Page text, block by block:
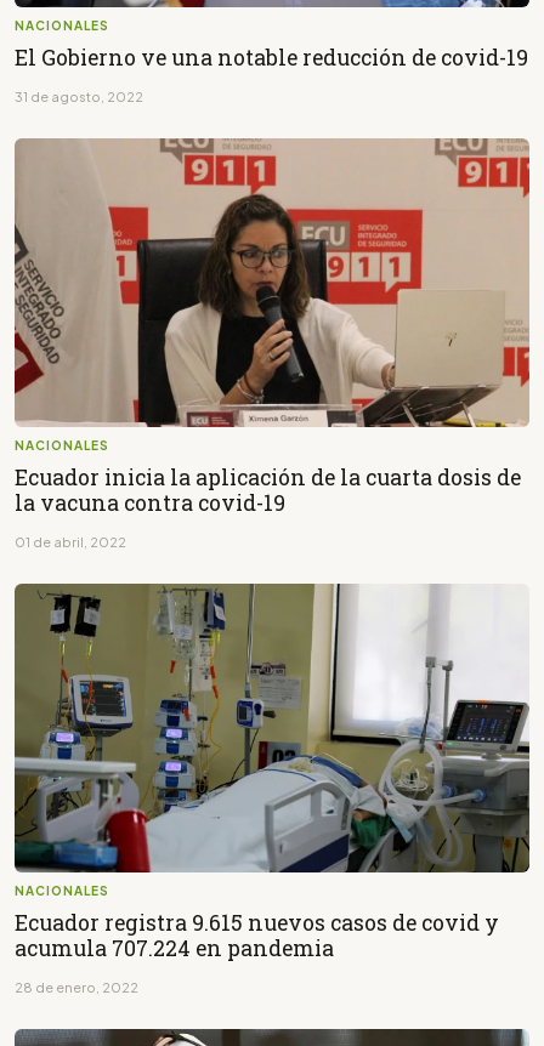
NACIONALES
El Gobierno ve una notable reducción de covid-19
31 de agosto, 2022
NACIONALES
Ecuador inicia la aplicación de la cuarta dosis de
la vacuna contra covid-19
01 de abril, 2022
NACIONALES
Ecuador registra 9.615 nuevos casos de covid y
acumula 707.224 en pandemia
28 de enero, 2022